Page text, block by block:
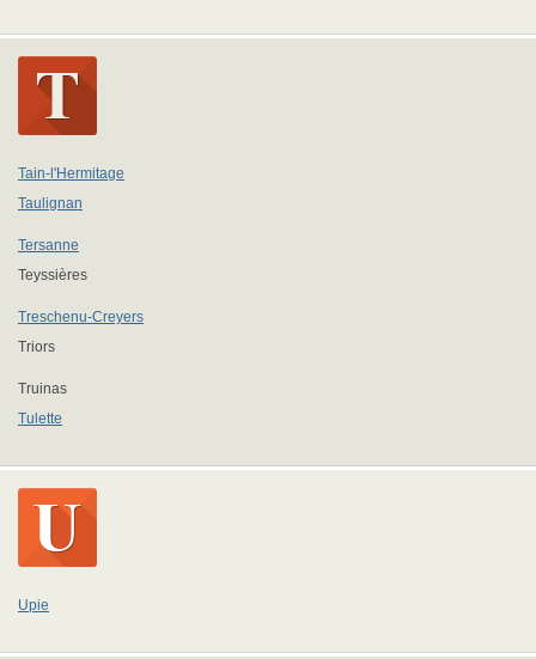
Tain-l'Hermitage
Taulignan
Tersanne
Teyssières
Treschenu-Creyers
Triors
Truinas
Tulette
Upie